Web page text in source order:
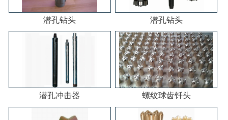
潜孔钻头 潜孔钻头
潜孔冲击器 螺纹球齿钎头